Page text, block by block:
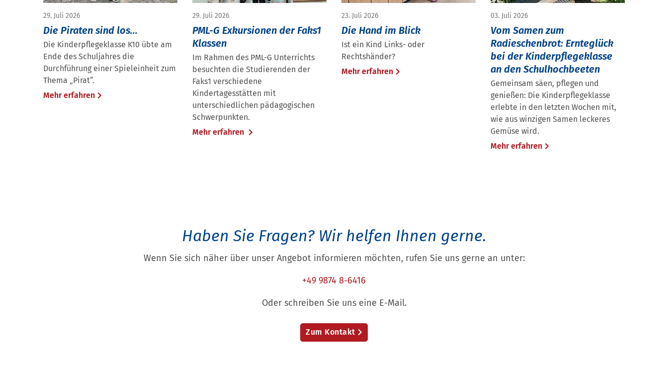
29. Juli 2026
Die Piraten sind los...
Die Kinderpflegeklasse K10 übte am
Ende des Schuljahres die
Durchführung einer Spieleinheit zum
Thema „Pirat“.
Mehr erfahren
29. Juli 2026
PML-G Exkursionen der Faks1
Klassen
Im Rahmen des PML-G Unterrichts
besuchten die Studierenden der
Faks1 verschiedene
Kindertagesstätten mit
unterschiedlichen pädagogischen
Schwerpunkten.
Mehr erfahren
23. Juli 2026
Die Hand im Blick
Ist ein Kind Links- oder
Rechtshänder?
Mehr erfahren
03. Juli 2026
Vom Samen zum
Radieschenbrot: Ernteglück
bei der Kinderpflegeklasse
an den Schulhochbeeten
Gemeinsam säen, pflegen und
genießen: Die Kinderpflegeklasse
erlebte in den letzten Wochen mit,
wie aus winzigen Samen leckeres
Gemüse wird.
Mehr erfahren
Haben Sie Fragen?Wir helfen Ihnen gerne.
Wenn Sie sich näher über unser Angebot informieren möchten, rufen Sie uns gerne an unter:
+49 9874 8-6416
Oder schreiben Sie uns eine E-Mail.
Zum Kontakt